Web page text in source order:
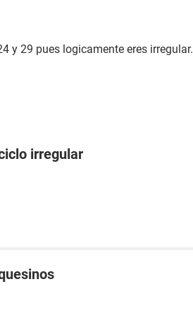
y 29 pues logicamente eres irregular.
irregular